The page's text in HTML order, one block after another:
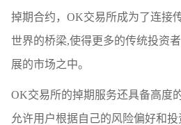
掉期合约，OK交易所成为了连接
世界的桥梁,使得更多的传统投资
展的市场之中。
OK交易所的掉期服务还具备高度
允许用户根据自己的风险偏好和